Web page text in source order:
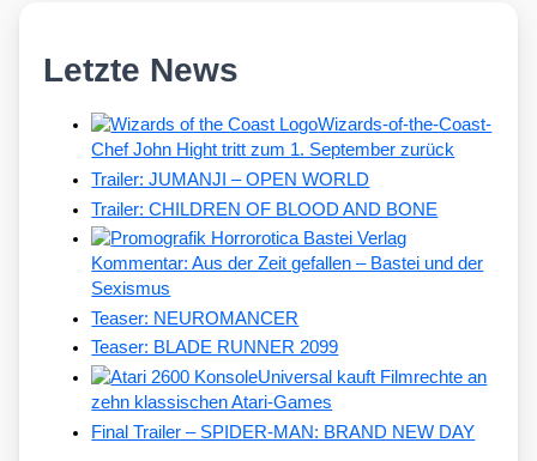
Letzte News
Wizards-of-the-Coast-
Chef John Hight tritt zum 1. September zurück
Trailer: JUMANJI – OPEN WORLD
Trailer: CHILDREN OF BLOOD AND BONE
Kommentar: Aus der Zeit gefallen – Bastei und der
Sexismus
Teaser: NEUROMANCER
Teaser: BLADE RUNNER 2099
Universal kauft Filmrechte an
zehn klassischen Atari-Games
Final Trailer – SPIDER-MAN: BRAND NEW DAY